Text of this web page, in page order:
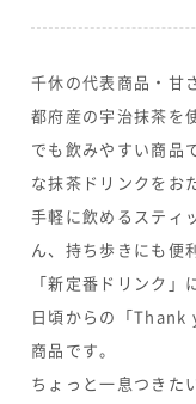
千休の代表商品・甘
都府産の宇治抹茶を
でも飲みやすい商品
な抹茶ドリンクをお
手軽に飲めるスティ
ん、持ち歩きにも便
「新定番ドリンク」
日頃からの「Thank
商品です。
ちょっと一息つきた